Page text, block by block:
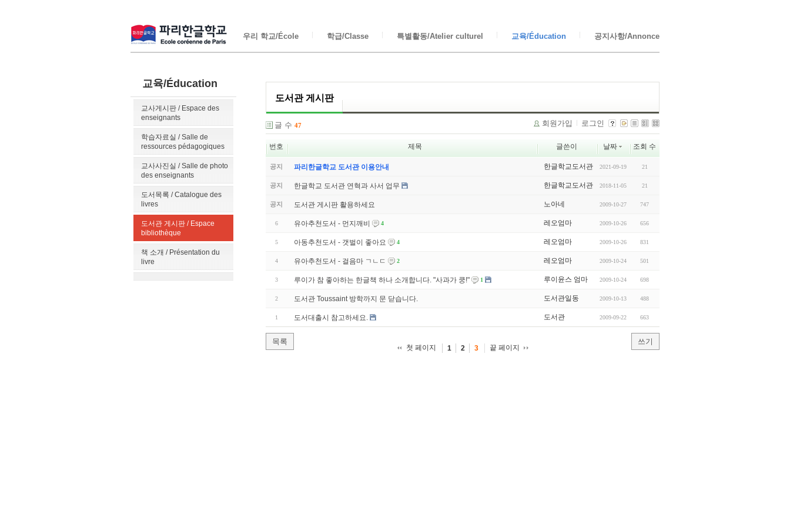
우리 학교/École 학급/Classe 특별활동/Atelier culturel 교육/Éducation 공지사항/Annonce
교육/Éducation
교사게시판 / Espace des
enseignants
학습자료실 / Salle de
ressources pédagogiques
교사사진실 / Salle de photo
des enseignants
도서목록 / Catalogue des
livres
도서관 게시판 / Espace
bibliothèque
책 소개 / Présentation du
livre
도서관 게시판
글 수 47 회원가입 로그인
번호 제목 글쓴이 날짜 조회 수
공지 파리한글학교 도서관 이용안내 한글학교도서관 2021-09-19 21
공지 한글학교 도서관 연혁과 사서 업무 한글학교도서관 2018-11-05 21
공지 도서관 게시판 활용하세요 노아네 2009-10-27 747
6 유아추천도서 - 먼지깨비 4 레오엄마 2009-10-26 656
5 아동추천도서 - 갯벌이 좋아요 4 레오엄마 2009-10-26 831
4 유아추천도서 - 걸음마 ㄱㄴㄷ 2 레오엄마 2009-10-24 501
3 루이가 참 좋아하는 한글책 하나 소개합니다. "사과가 쿵!" 1 루이윤스 엄마 2009-10-24 698
2 도서관 Toussaint 방학까지 문 닫습니다. 도서관일동 2009-10-13 488
1 도서대출시 참고하세요. 도서관 2009-09-22 663
목록 쓰기
첫 페이지 1 2 3 끝 페이지